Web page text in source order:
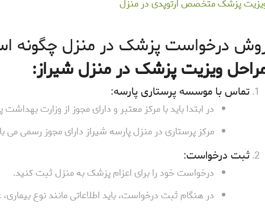
پزشک متخصص ارتوپدی در منزل
درخواست پزشک در منزل چگونه
ویزیت پزشک در منزل شیراز:
تماس با موسسه پرستاری پارسه:
در ابتدا باید با مرکز معتبر و دارای مجوز از وزارت
مرکز پرستاری در منزل پارسه شیراز دارای مجوز رسمی
ثبت درخواست:
درخواست خود را برای اعزام پزشک به منزل ثبت کنید.
در هنگام ثبت درخواست، باید اطلاعاتی مانند نوع